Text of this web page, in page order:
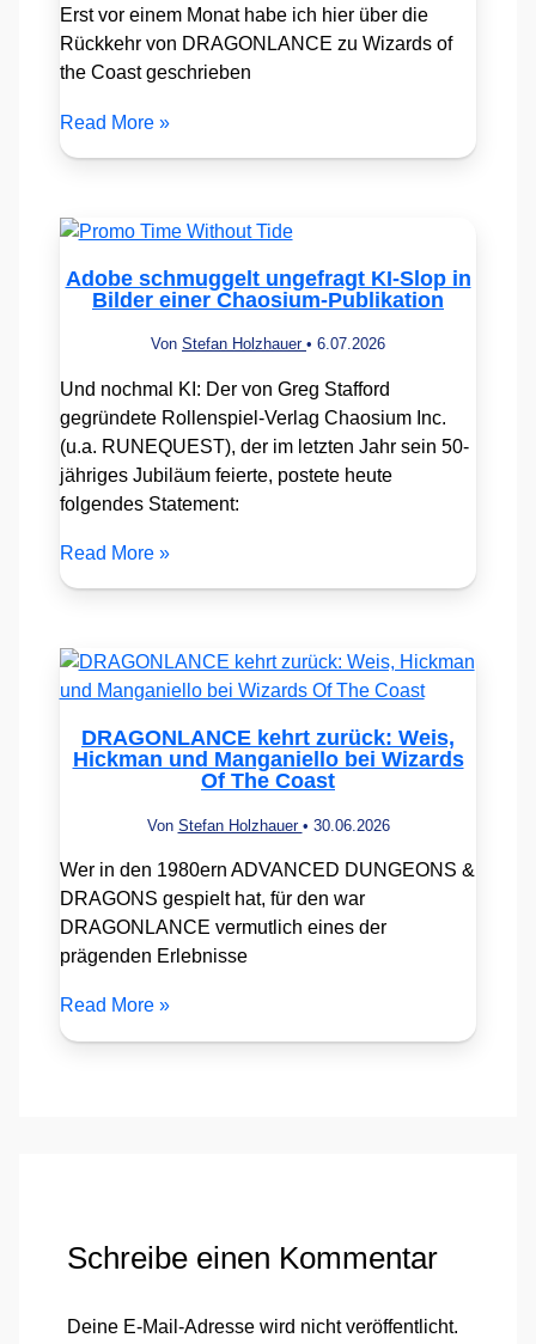
Erst vor einem Monat habe ich hier über die
Rückkehr von DRAGONLANCE zu Wizards of
the Coast geschrieben
Read More »
Adobe schmuggelt ungefragt KI-Slop in
Bilder einer Chaosium-Publikation
Von Stefan Holzhauer • 6.07.2026
Und nochmal KI: Der von Greg Stafford
gegründete Rollenspiel-Verlag Chaosium Inc.
(u.a. RUNEQUEST), der im letzten Jahr sein 50-
jähriges Jubiläum feierte, postete heute
folgendes Statement:
Read More »
DRAGONLANCE kehrt zurück: Weis,
Hickman und Manganiello bei Wizards
Of The Coast
Von Stefan Holzhauer • 30.06.2026
Wer in den 1980ern ADVANCED DUNGEONS &
DRAGONS gespielt hat, für den war
DRAGONLANCE vermutlich eines der
prägenden Erlebnisse
Read More »
Schreibe einen Kommentar
Deine E-Mail-Adresse wird nicht veröffentlicht.